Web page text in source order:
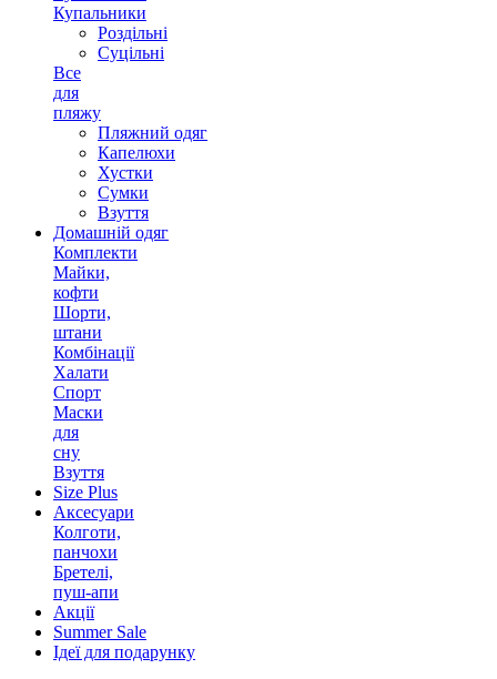
Купальники
Роздільні
Суцільні
Все
для
пляжу
Пляжний одяг
Капелюхи
Хустки
Сумки
Взуття
Домашній одяг
Комплекти
Майки,
кофти
Шорти,
штани
Комбінації
Халати
Спорт
Маски
для
сну
Взуття
Size Plus
Аксесуари
Колготи,
панчохи
Бретелі,
пуш-апи
Акції
Summer Sale
Ідеї для подарунку